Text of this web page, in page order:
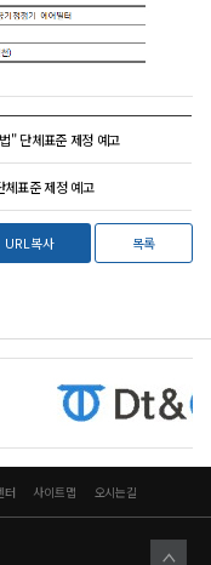
" 단체표준 제정 예고
체표준 제정 예고
URL복사 목록
터 사이트맵 오시는길